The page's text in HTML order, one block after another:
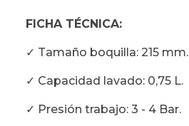
FICHA TÉCNICA:
✓ Tamaño boquilla: 215 mm.
✓ Capacidad lavado: 0,75 L.
✓ Presión trabajo: 3 - 4 Bar.